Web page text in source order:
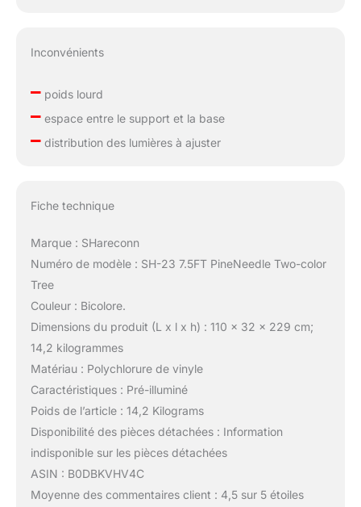
Inconvénients
–poids lourd
–espace entre le support et la base
–distribution des lumières à ajuster
Fiche technique
Marque : SHareconn
Numéro de modèle : SH-23 7.5FT PineNeedle Two-color
Tree
Couleur : Bicolore.
Dimensions du produit (L x l x h) : 110 x 32 x 229 cm;
14,2 kilogrammes
Matériau : Polychlorure de vinyle
Caractéristiques : Pré-illuminé
Poids de l’article : 14,2 Kilograms
Disponibilité des pièces détachées : Information
indisponible sur les pièces détachées
ASIN : B0DBKVHV4C
Moyenne des commentaires client : 4,5 sur 5 étoiles